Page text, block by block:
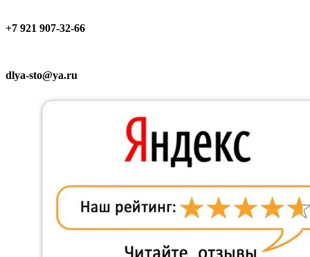
+7 921 907-32-66
dlya-sto@ya.ru